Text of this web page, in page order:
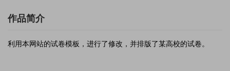
作品简介
利用本网站的试卷模板，进行了修改，并排版了某高校的试卷。